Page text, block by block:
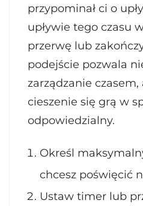
przypominał ci o
upływie tego czasu
przerwę lub
podejście pozwala
zarządzanie
cieszenie się grą w
odpowiedzialny.
Określ
chcesz poświęcić
Ustaw timer lub